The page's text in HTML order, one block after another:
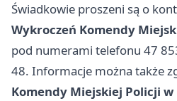
Świadkowie proszeni są o
Wykroczeń Komendy
pod numerami telefonu 47
48. Informacje można także
Komendy Miejskiej Policji